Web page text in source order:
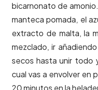
bicarnonato de
manteca pomada, el
extracto de malta, la
mezclado, ir
secos hasta unir todo
cual vas a envolver en
20 minutos en la